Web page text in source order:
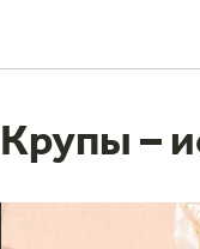
Крупы –